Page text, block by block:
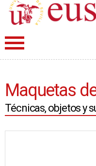
Maquetas
Técnicas, objetos y